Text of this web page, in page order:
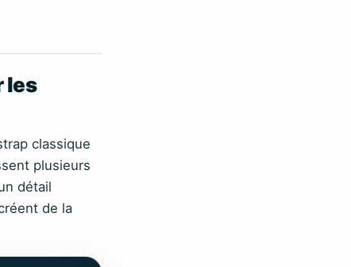
les
classique
plusieurs
détail
de la